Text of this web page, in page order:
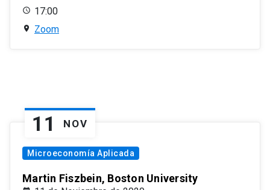
17:00
Zoom
11 NOV
Microeconomía Aplicada
Martin Fiszbein, Boston University